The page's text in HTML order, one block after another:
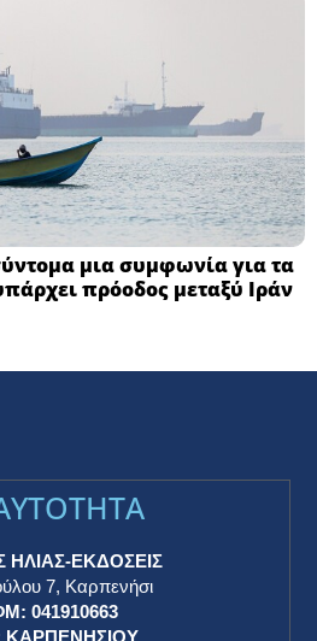
μια συμφωνία για τα
πρόοδος μεταξύ Ιράν
ΗΛΙΑΣ-ΕΚΔΟΣΕΙΣ
7, Καρπενήσι
041910663
ΚΑΡΠΕΝΗΣΙΟΥ